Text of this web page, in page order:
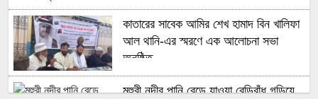
কাতারের সাবেক আমির শেখ হামাদ বিন খালিফা
আল থানি-এর স্মরণে এক আলোচনা সভা
অনুষ্ঠিত
মুহুরী নদীর পানি বেড়ে যাওয়া বেড়িবাঁধ গড়িয়ে